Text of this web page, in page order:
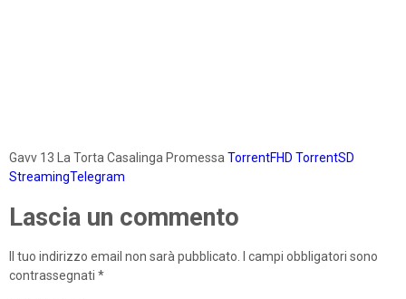
Gavv 13 La Torta Casalinga Promessa TorrentFHD TorrentSD
StreamingTelegram
Lascia un commento
Il tuo indirizzo email non sarà pubblicato.
I campi obbligatori sono
contrassegnati *